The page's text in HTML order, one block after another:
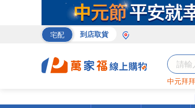
宅配 到店取貨
中元拜拜